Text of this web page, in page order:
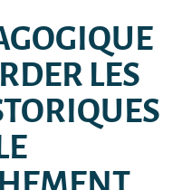
LES